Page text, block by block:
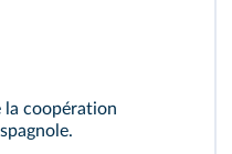
la coopération